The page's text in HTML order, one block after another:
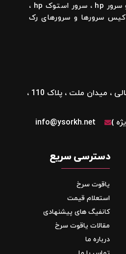
ارائه دهنده : استوریج و سرور hp ، سرور استوک hp ،
کیس سرورها و سرورهای رک
تهران ، مجیدیه شمالی ، میدان ملت ، پلاک 110 ،
info@ysorkh.net
دسترسی سریع
یاقوت سرخ
استعلام قیمت
کانفیگ های پیشنهادی
مقالات یاقوت سرخ
درباره ما